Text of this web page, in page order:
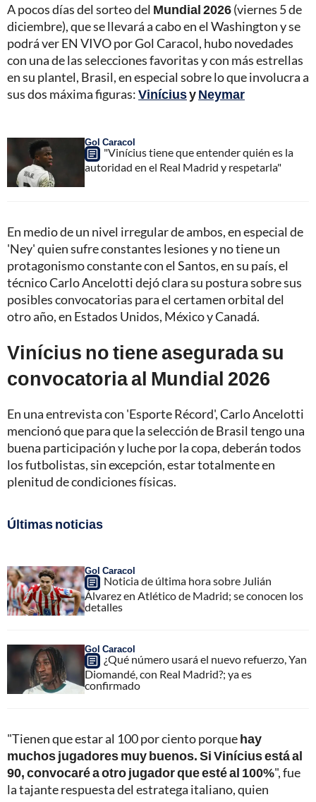
A pocos días del sorteo del Mundial 2026(viernes 5 de
diciembre), que se llevará a cabo en el Washington y se
podrá ver EN VIVO por Gol Caracol, hubo novedades
con una de las selecciones favoritas y con más estrellas
en su plantel, Brasil, en especial sobre lo que involucra a
sus dos máxima figuras:ViníciusyNeymar
Gol Caracol
"Vinícius tiene que entender quién es la
autoridad en el Real Madrid y respetarla"
En medio de un nivel irregular de ambos, en especial de
'Ney' quien sufre constantes lesiones y no tiene un
protagonismo constante con el Santos, en su país, el
técnico Carlo Ancelotti dejó clara su postura sobre sus
posibles convocatorias para el certamen orbital del
otro año, en Estados Unidos, México y Canadá.
Vinícius no tiene asegurada su
convocatoria al Mundial 2026
En una entrevista con 'Esporte Récord', Carlo Ancelotti
mencionó que para que la selección de Brasil tengo una
buena participación y luche por la copa, deberán todos
los futbolistas, sin excepción, estar totalmente en
plenitud de condiciones físicas.
Últimas noticias
Gol Caracol
Noticia de última hora sobre Julián
Álvarez en Atlético de Madrid; se conocen los
detalles
Gol Caracol
¿Qué número usará el nuevo refuerzo, Yan
Diomandé, con Real Madrid?; ya es
confirmado
"Tienen que estar al 100 por ciento porquehay
muchos jugadores muy buenos. Si Vinícius está al
90, convocaré a otro jugador que esté al 100%", fue
la tajante respuesta del estratega italiano, quien